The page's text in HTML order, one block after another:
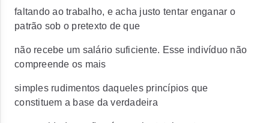
faltando ao trabalho, e acha justo tentar enganar o
patrão sob o pretexto de que
não recebe um salário suficiente. Esse indivíduo não
compreende os mais
simples rudimentos daqueles princípios que
constituem a base da verdadeira